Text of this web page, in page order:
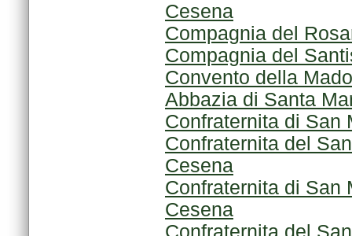
Cesena
Compagnia del
Compagnia del
Convento della
Abbazia di Santa
Confraternita di San
Cesena
Cesena